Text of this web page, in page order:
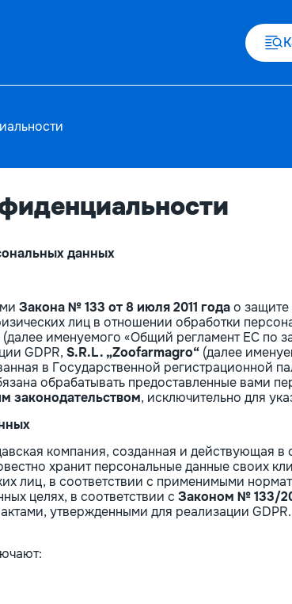
данных
Закона № 133 от 8 июля 2011 годао защите
лиц в отношении обработки
именуемого «Общий регламент ЕС по
GDPR, S.R.L. „Zoofarmagro“ (далее
в Государственной регистрационной
обрабатывать предоставленные вами
законодательством, исключительно для
компания, созданная и действующая в
хранит персональные данные своих
лиц, в соответствии с применимыми
целях, в соответствии с Законом № 133/
утвержденными для реализации GDPR.